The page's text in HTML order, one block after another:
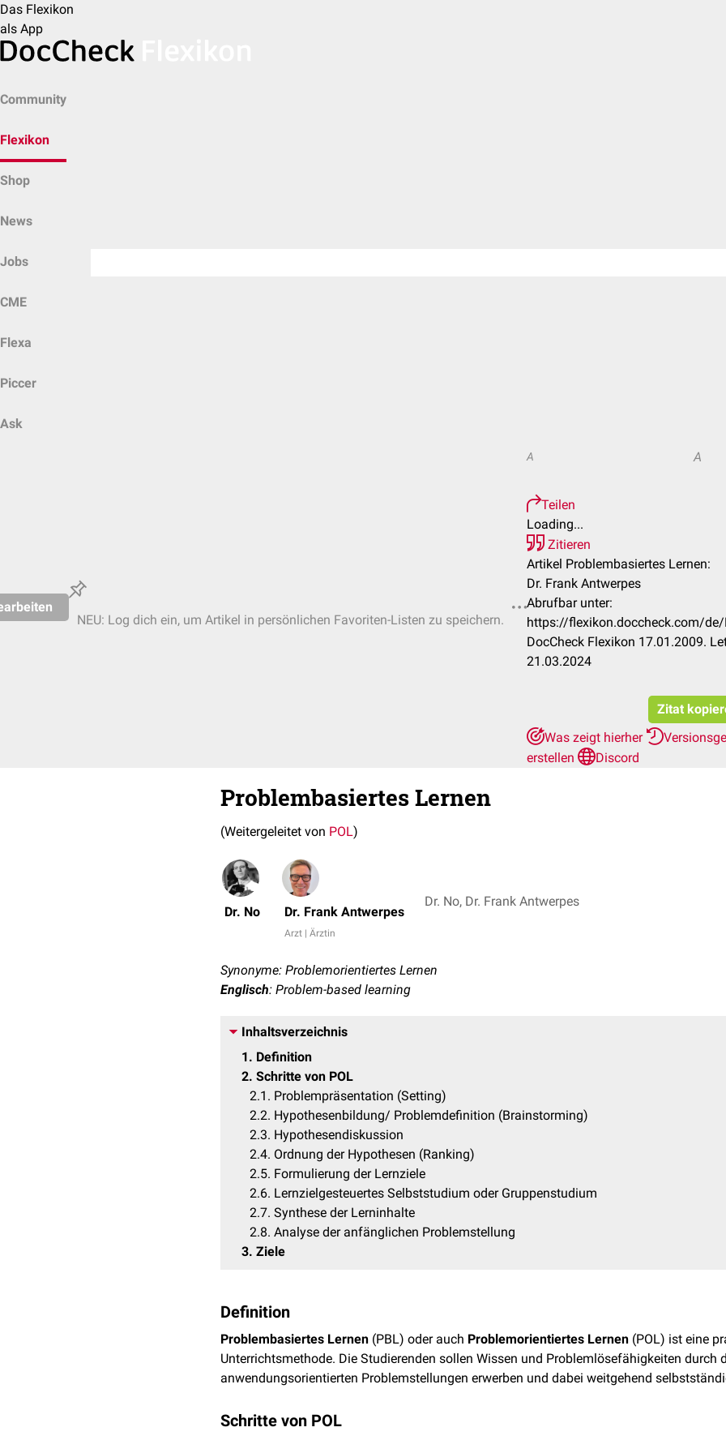
Das Flexikon
als App
Community
Flexikon
Shop
News
Jobs
CME
Flexa
Piccer
Ask
NEU: Log dich ein, um Artikel in persönlichen Favoriten-Listen zu speichern.
A A
Teilen
Loading...
Zitieren
Artikel Problembasiertes Lernen:
Dr. Frank Antwerpes
Abrufbar unter:
https://flexikon.doccheck.com/de/
DocCheck Flexikon 17.01.2009.
21.03.2024
Zitat
Was zeigt hierher
erstellen
Discord
Problembasiertes Lernen
(Weitergeleitet von POL)
Dr. No Dr. Frank Antwerpes
Arzt | Ärztin
Dr. No, Dr. Frank Antwerpes
Synonyme: Problemorientiertes Lernen
Englisch: Problem-based learning
Inhaltsverzeichnis
1
Definition
2 Schritte von POL
2.1
Problempräsentation (Setting)
2.2 Hypothesenbildung/ Problemdefinition (Brainstorming)
2.3 Hypothesendiskussion
2.4 Ordnung der Hypothesen (Ranking)
2.5 Formulierung der Lernziele
2.6 Lernzielgesteuertes Selbststudium oder Gruppenstudium
2.7 Synthese der Lerninhalte
2.8 Analyse der anfänglichen Problemstellung
3 Ziele
Definition
Problembasiertes Lernen (PBL) oder auch Problemorientiertes Lernen (POL) ist eine
Unterrichtsmethode. Die Studierenden sollen Wissen und Problemlösefähigkeiten durch
anwendungsorientierten Problemstellungen erwerben und dabei weitgehend
Schritte von POL